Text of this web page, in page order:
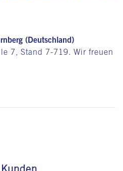
(Deutschland)
7, Stand 7-719. Wir freuen